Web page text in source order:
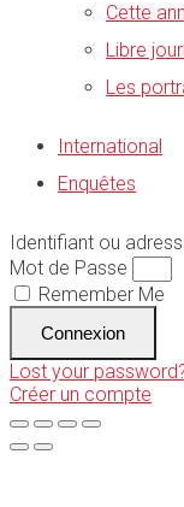
Cette
Libre
Les
International
Enquêtes
Identifiant ou
Mot de Passe
Remember Me
Connexion
Lost your
Créer un compte